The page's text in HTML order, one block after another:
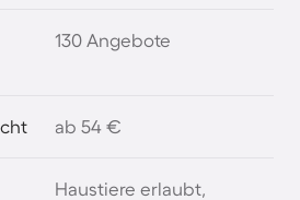
130 Angebote
ab 54 €
Haustiere erlaubt,